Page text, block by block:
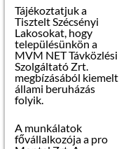
irányuló kérelemnek
legkésőbb 2019.
október 9-én 16.00
óráig kell
megérkeznie a helyi
választási irodához.
A választópolgár
mozgóurna iránti
kérelmet:
• a) levélben vagy
azonosítás nélkül
elektronikus úton
Tájékoztatjuk a
Tisztelt Szécsényi
Lakosokat, hogy
településünkön a
MVM NET Távközlési
Szolgáltató Zrt.
megbízásából kiemelt
állami beruházás
folyik.
A munkálatok
fővállalkozója a pro